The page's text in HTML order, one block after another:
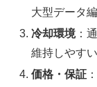
大型データ
冷却環境：
維持しやすい
価格・保証